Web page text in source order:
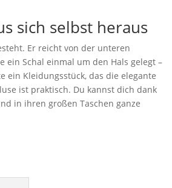
sich selbst heraus
Er reicht von der unteren
ein Schal einmal um den Hals gelegt –
ein Kleidungsstück, das die elegante
ist praktisch. Du kannst dich dank
in ihren großen Taschen ganze